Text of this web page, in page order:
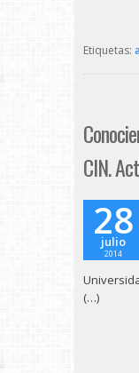
Etiquetas:
CIN.
28
julio
2014
(…)